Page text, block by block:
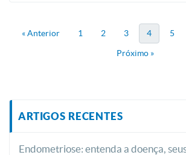
« Anterior 1 2 3 4 5
Próximo »
ARTIGOS RECENTES
Endometriose: entenda a doença,